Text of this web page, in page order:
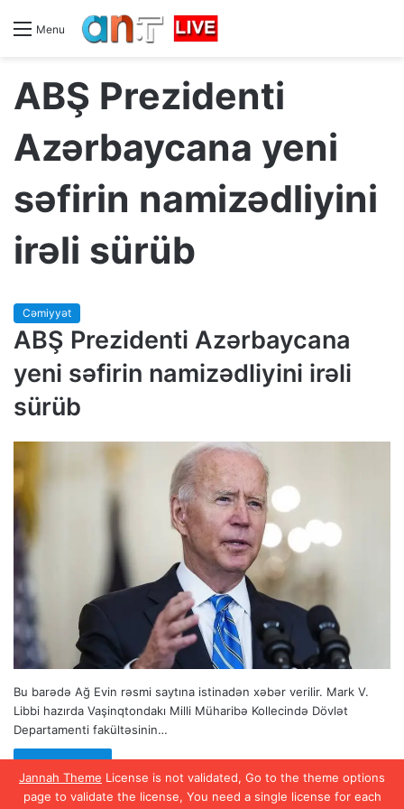
Jannah Theme License is not validated, Go to the theme options
page to validate the license, You need a single license for each
Menu
ABŞ Prezidenti
Azərbaycana yeni
səfirin namizədliyini
irəli sürüb
Cəmiyyət
ABŞ Prezidenti Azərbaycana
yeni səfirin namizədliyini irəli
sürüb
Bu barədə Ağ Evin rəsmi saytına istinadən xəbər verilir. Mark V.
Libbi hazırda Vaşinqtondakı Milli Müharibə Kollecində Dövlət
Departamenti fakültəsinin…
Read More »